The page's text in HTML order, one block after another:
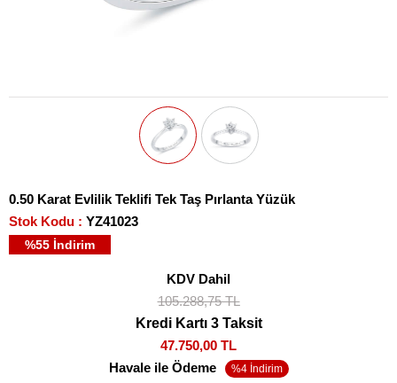
0.50 Karat Evlilik Teklifi Tek Taş Pırlanta Yüzük
Stok Kodu
YZ41023
%55 İndirim
KDV Dahil
105.288,75 TL
Kredi Kartı 3 Taksit
47.750,00 TL
Havale ile Ödeme